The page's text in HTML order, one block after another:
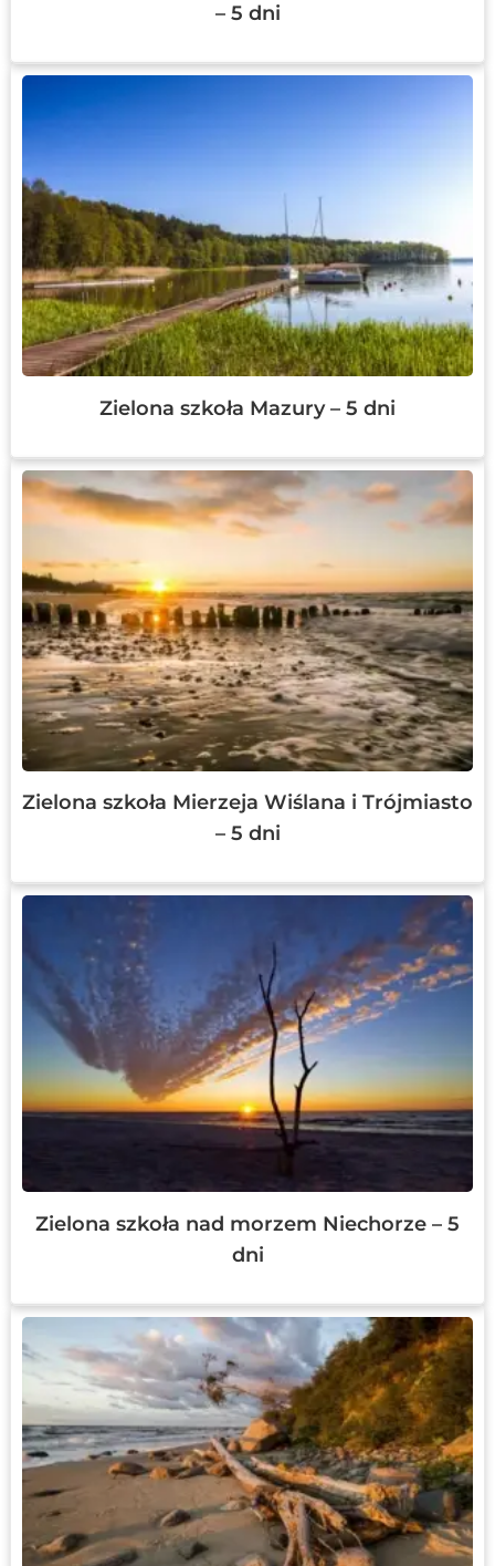
– 5 dni
Zielona szkoła Mazury – 5 dni
Zielona szkoła Mierzeja Wiślana i Trójmiasto
– 5 dni
Zielona szkoła nad morzem Niechorze – 5
dni